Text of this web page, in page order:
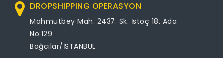
DROPSHIPPING OPERASYON
Mahmutbey Mah. 2437. Sk. İstoç 18. Ada
No:129
Bağcılar/İSTANBUL